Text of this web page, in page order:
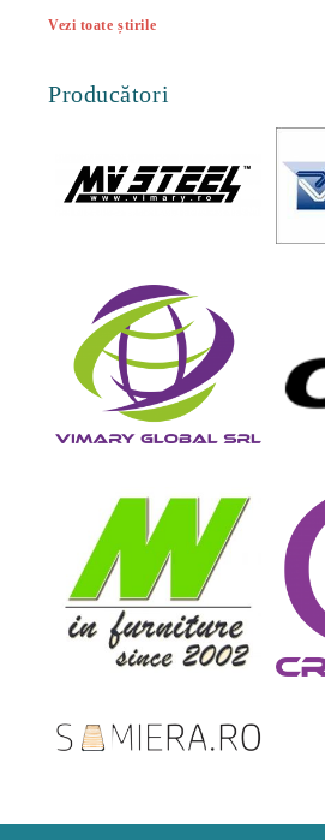
Vezi toate știrile
Producători